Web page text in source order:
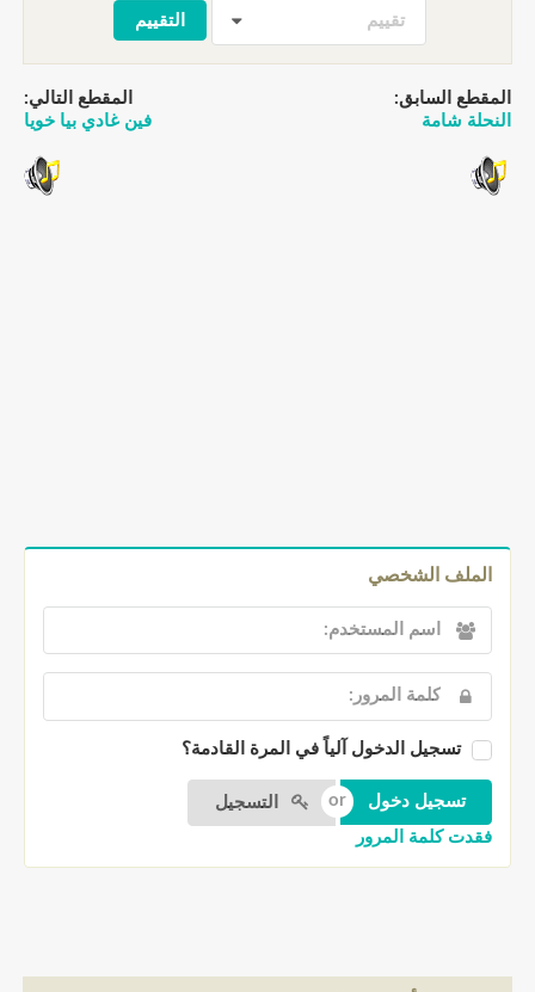
تقييم
المقطع السابق:
النحلة شامة
المقطع التالي:
فين غادي بيا خويا
الملف الشخصي
تسجيل الدخول آلياً في المرة القادمة؟
التسجيل
فقدت كلمة المرور